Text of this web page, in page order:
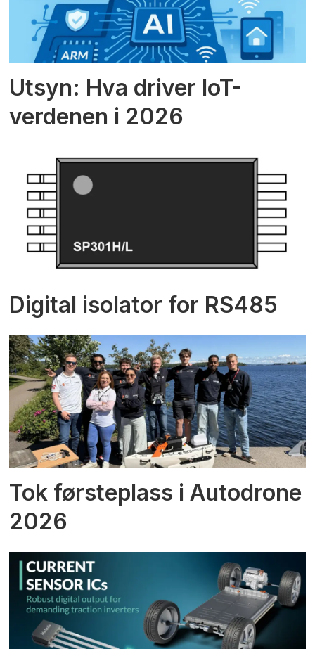
Utsyn: Hva driver IoT-
verdenen i 2026
Digital isolator for RS485
Tok førsteplass i Autodrone
2026